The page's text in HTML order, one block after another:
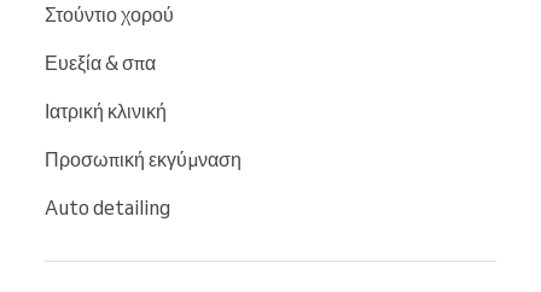
Στούντιο χορού
Ευεξία & σπα
Ιατρική κλινική
Προσωπική εκγύμναση
Auto detailing